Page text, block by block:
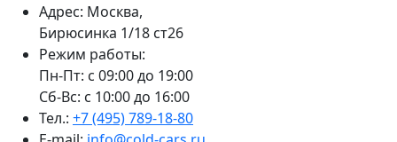
Адрес: Москва,
Бирюсинка 1/18 ст26 ​
Режим работы:
Пн-Пт: с 09:00 до 19:00
Сб-Вс: с 10:00 до 16:00
Тел.: +7 (495) 789-18-80